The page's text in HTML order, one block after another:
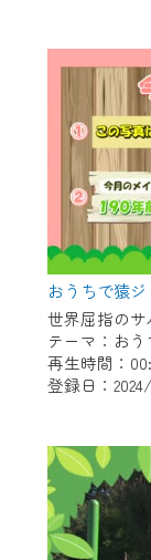
テーマ：お
再生時間：
登録日：